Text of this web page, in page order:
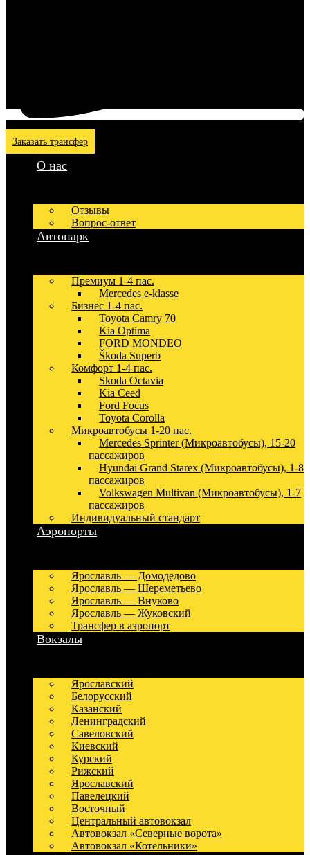
Заказать трансфер
О нас
Отзывы
Вопрос-ответ
Автопарк
Премиум 1-4 пас.
Mercedes e-klasse
Бизнес 1-4 пас.
Toyota Camry 70
Kia Optima
FORD MONDEO
Škoda Superb
Комфорт 1-4 пас.
Skoda Octavia
Kia Ceed
Ford Focus
Toyota Corolla
Микроавтобусы 1-20 пас.
Mercedes Sprinter (Микроавтобусы), 15-20
пассажиров
Hyundai Grand Starex (Микроавтобусы), 1-8
пассажиров
Volkswagen Multivan (Микроавтобусы), 1-7
пассажиров
Индивидуальный стандарт
Аэропорты
Ярославль — Домодедово
Ярославль — Шереметьево
Ярославль — Внуково
Ярославль — Жуковский
Трансфер в аэропорт
Вокзалы
Ярославский
Белорусский
Казанский
Ленинградский
Савеловский
Киевский
Курский
Рижский
Ярославский
Павелецкий
Восточный
Центральный автовокзал
Автовокзал «Северные ворота»
Автовокзал «Котельники»